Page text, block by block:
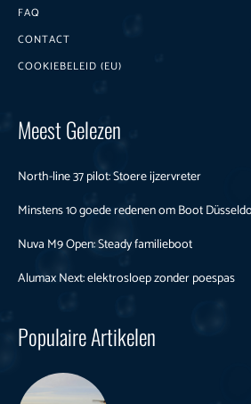
FAQ
CONTACT
COOKIEBELEID (EU)
Meest Gelezen
North-line 37 pilot: Stoere ijzervreter
Minstens 10 goede redenen om Boot
Nuva M9 Open: Steady familieboot
Alumax Next: elektrosloep zonder poespas
Populaire Artikelen